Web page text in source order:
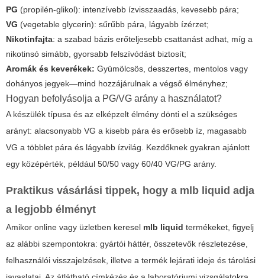
PG (propilén-glikol): intenzívebb ízvisszaadás, kevesebb pára;
VG (vegetable glycerin): sűrűbb pára, lágyabb ízérzet;
Nikotinfajta: a szabad bázis erőteljesebb csattanást adhat, míg a
nikotinsó simább, gyorsabb felszívódást biztosít;
Aromák és keverékek: Gyümölcsös, desszertes, mentolos vagy
dohányos jegyek—mind hozzájárulnak a végső élményhez;
Hogyan befolyásolja a PG/VG arány a használatot?
A készülék típusa és az elképzelt élmény dönti el a szükséges
arányt: alacsonyabb VG a kisebb pára és erősebb íz, magasabb
VG a többlet pára és lágyabb ízvilág. Kezdőknek gyakran ajánlott
egy középérték, például 50/50 vagy 60/40 VG/PG arány.
Praktikus vásárlási tippek, hogy a mlb liquid adja
a legjobb élményt
Amikor online vagy üzletben keresel mlb liquid termékeket, figyelj
az alábbi szempontokra: gyártói háttér, összetevők részletezése,
felhasználói visszajelzések, illetve a termék lejárati ideje és tárolási